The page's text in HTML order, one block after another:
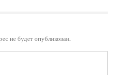
не будет опубликован.